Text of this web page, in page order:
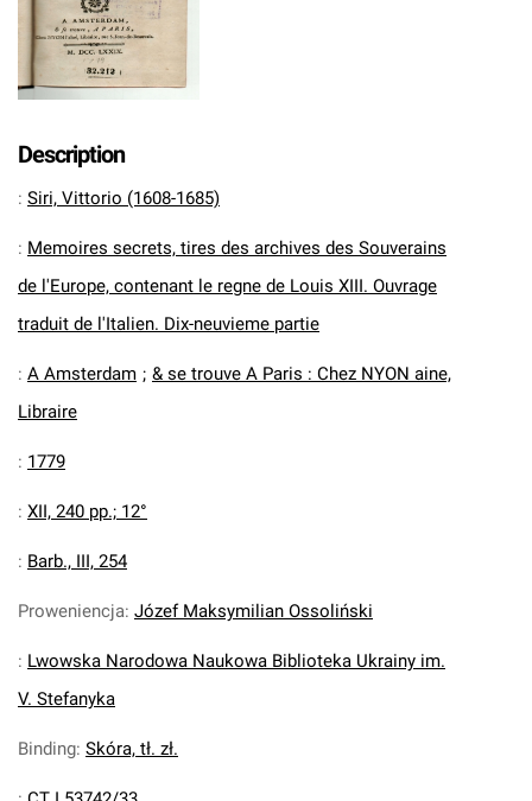
Description
: Siri, Vittorio (1608-1685)
: Memoires secrets, tires des archives des Souverains
de l'Europe, contenant le regne de Louis XIII. Ouvrage
traduit de l'Italien. Dix-neuvieme partie
: A Amsterdam ; & se trouve A Paris : Chez NYON aine,
Libraire
: 1779
: XII, 240 pp.; 12°
: Barb., III, 254
Proweniencja: Józef Maksymilian Ossoliński
: Lwowska Narodowa Naukowa Biblioteka Ukrainy im.
V. Stefanyka
Binding: Skóra, tł. zł.